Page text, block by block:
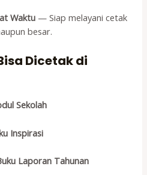
Waktu — Siap melayani cetak
besar.
Dicetak di
Sekolah
Inspirasi
Laporan Tahunan